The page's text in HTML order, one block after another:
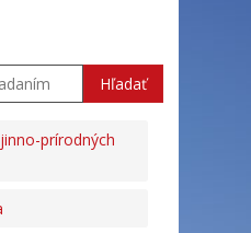
Hľadať
prírodných